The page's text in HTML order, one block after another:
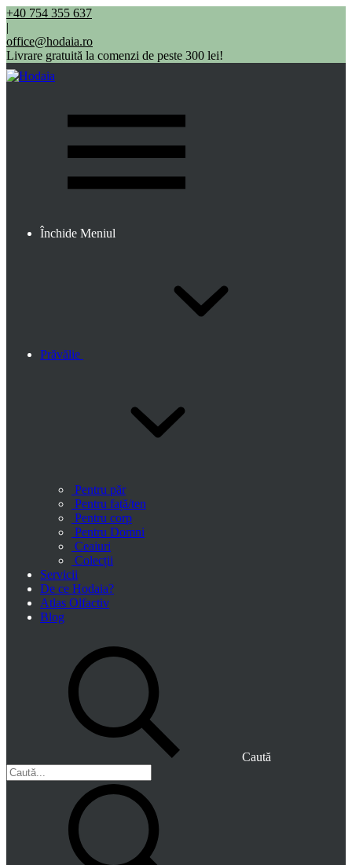
+40 754 355 637
|
office@hodaia.ro
Livrare gratuită la comenzi de peste 300 lei!
Închide Meniul
Prăvălie
Pentru păr
Pentru față/ten
Pentru corp
Pentru Domni
Ceaiuri
Colecții
Servicii
De ce Hodaia?
Atlas Olfactiv
Blog
Caută